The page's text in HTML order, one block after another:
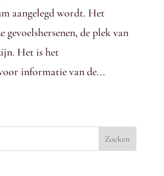
aangelegd wordt. Het
gevoelshersenen, de plek van
Het is het
informatie van de...
Zoeken